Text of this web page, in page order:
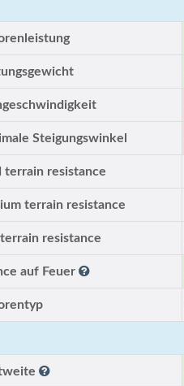
Steigungswinkel
terrain resistance
terrain resistance
resistance
auf Feuer